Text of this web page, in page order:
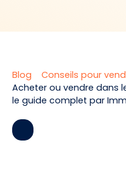
Blog Conseils pour
Acheter ou vendre dans
le guide complet par